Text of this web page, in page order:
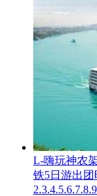
L-嗨玩神农
铁5日游出团